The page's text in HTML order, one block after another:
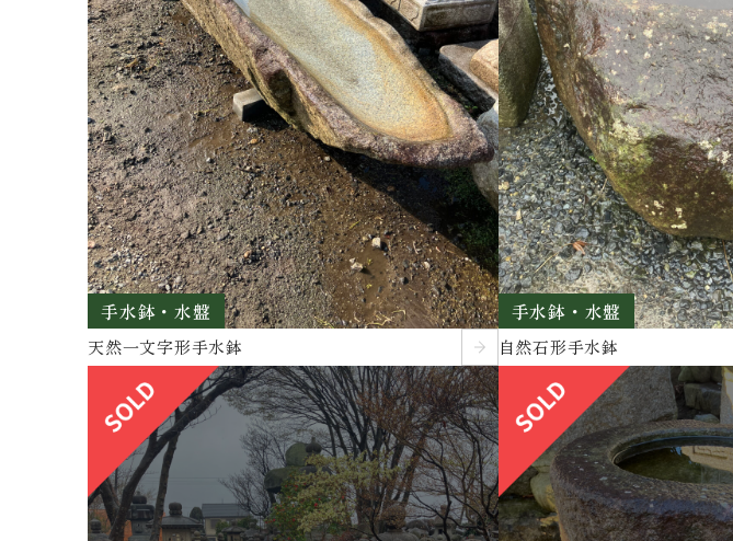
手水鉢・水盤
天然一文字形手水鉢
手水鉢・水盤
自然石形手水鉢